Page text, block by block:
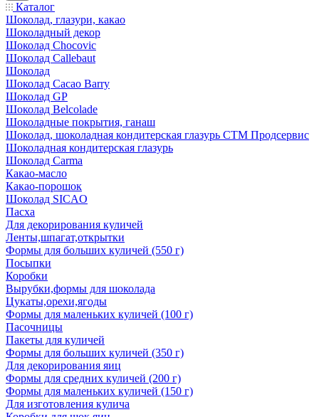
Каталог
Шоколад, глазури, какао
Шоколадный декор
Шоколад Chocovic
Шоколад Callebaut
Шоколад
Шоколад Cacao Barry
Шоколад GP
Шоколад Belcolade
Шоколадные покрытия, ганаш
Шоколад, шоколадная кондитерская глазурь СТМ Продсервис
Шоколадная кондитерская глазурь
Шоколад Carma
Какао-масло
Какао-порошок
Шоколад SICAO
Пасха
Для декорирования куличей
Ленты,шпагат,открытки
Формы для больших куличей (550 г)
Посыпки
Коробки
Вырубки,формы для шоколада
Цукаты,орехи,ягоды
Формы для маленьких куличей (100 г)
Пасочницы
Пакеты для куличей
Формы для больших куличей (350 г)
Для декорирования яиц
Формы для средних куличей (200 г)
Формы для маленьких куличей (150 г)
Для изготовления кулича